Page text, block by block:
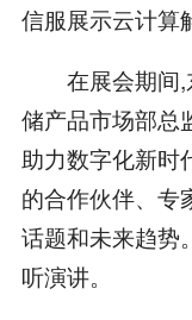
信服展示云计算
在展会期间,
储产品市场部总
助力数字化新时
的合作伙伴、专
话题和未来趋势
听演讲。